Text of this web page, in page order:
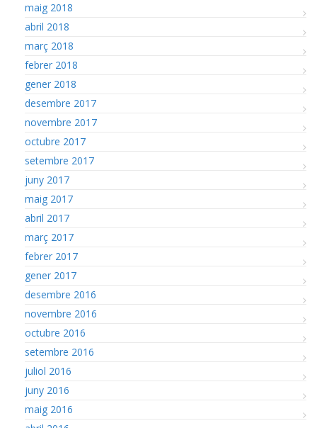
maig 2018
abril 2018
març 2018
febrer 2018
gener 2018
desembre 2017
novembre 2017
octubre 2017
setembre 2017
juny 2017
maig 2017
abril 2017
març 2017
febrer 2017
gener 2017
desembre 2016
novembre 2016
octubre 2016
setembre 2016
juliol 2016
juny 2016
maig 2016